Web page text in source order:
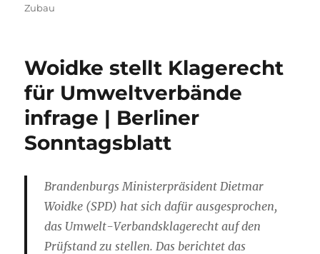
Zubau
Woidke stellt Klagerecht
für Umweltverbände
infrage | Berliner
Sonntagsblatt
Brandenburgs Ministerpräsident Dietmar
Woidke (SPD) hat sich dafür ausgesprochen,
das Umwelt-Verbandsklagerecht auf den
Prüfstand zu stellen. Das berichtet das